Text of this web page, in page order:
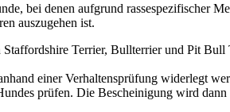
bei denen aufgrund rassespezifischer
auszugehen ist.
Terrier, Bullterrier und Pit
einer Verhaltensprüfung widerlegt
prüfen. Die Bescheinigung wird